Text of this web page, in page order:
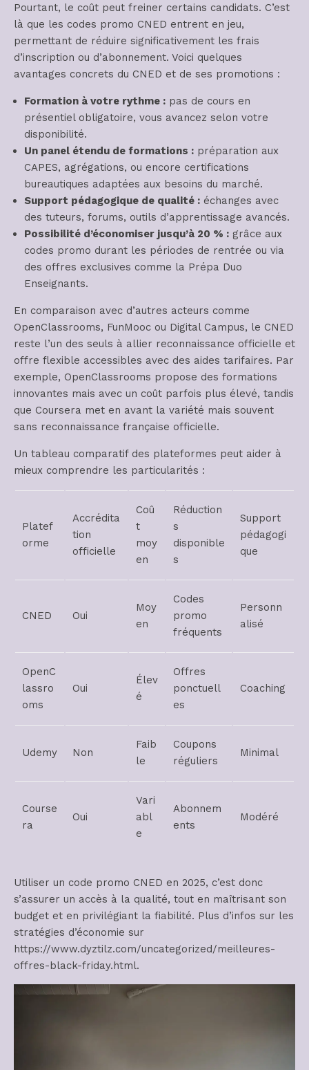
Pourtant, le coût peut freiner certains candidats. C’est
là que les codes promo CNED entrent en jeu,
permettant de réduire significativement les frais
d’inscription ou d’abonnement. Voici quelques
avantages concrets du CNED et de ses promotions :
Formation à votre rythme : pas de cours en
présentiel obligatoire, vous avancez selon votre
disponibilité.
Un panel étendu de formations : préparation aux
CAPES, agrégations, ou encore certifications
bureautiques adaptées aux besoins du marché.
Support pédagogique de qualité : échanges avec
des tuteurs, forums, outils d’apprentissage avancés.
Possibilité d’économiser jusqu’à 20 % : grâce aux
codes promo durant les périodes de rentrée ou via
des offres exclusives comme la Prépa Duo
Enseignants.
En comparaison avec d’autres acteurs comme
OpenClassrooms, FunMooc ou Digital Campus, le CNED
reste l’un des seuls à allier reconnaissance officielle et
offre flexible accessibles avec des aides tarifaires. Par
exemple, OpenClassrooms propose des formations
innovantes mais avec un coût parfois plus élevé, tandis
que Coursera met en avant la variété mais souvent
sans reconnaissance française officielle.
Un tableau comparatif des plateformes peut aider à
mieux comprendre les particularités :
Platef
orme
Accrédita
tion
officielle
Coû
t
moy
en
Réduction
s
disponible
s
Support
pédagogi
que
CNED Oui
Moy
en
Codes
promo
fréquents
Personn
alisé
OpenC
lassro
oms
Oui
Élev
é
Offres
ponctuell
es
Coaching
Udemy Non
Faib
le
Coupons
réguliers
Minimal
Course
ra
Oui
Vari
abl
e
Abonnem
ents
Modéré
Utiliser un code promo CNED en 2025, c’est donc
s’assurer un accès à la qualité, tout en maîtrisant son
budget et en privilégiant la fiabilité. Plus d’infos sur les
stratégies d’économie sur
https://www.dyztilz.com/uncategorized/meilleures-
offres-black-friday.html.